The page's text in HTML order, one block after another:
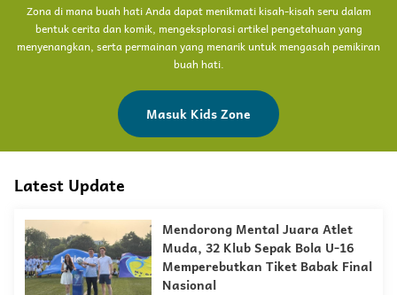
Zona di mana buah hati Anda dapat menikmati kisah-kisah seru dalam
bentuk cerita dan komik, mengeksplorasi artikel pengetahuan yang
menyenangkan, serta permainan yang menarik untuk mengasah pemikiran
buah hati.
Masuk Kids Zone
Latest Update
Mendorong Mental Juara Atlet
Muda, 32 Klub Sepak Bola U-16
Memperebutkan Tiket Babak Final
Nasional